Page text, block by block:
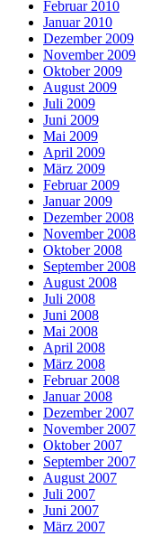
Februar 2010
Januar 2010
Dezember 2009
November 2009
Oktober 2009
August 2009
Juli 2009
Juni 2009
Mai 2009
April 2009
März 2009
Februar 2009
Januar 2009
Dezember 2008
November 2008
Oktober 2008
September 2008
August 2008
Juli 2008
Juni 2008
Mai 2008
April 2008
März 2008
Februar 2008
Januar 2008
Dezember 2007
November 2007
Oktober 2007
September 2007
August 2007
Juli 2007
Juni 2007
März 2007